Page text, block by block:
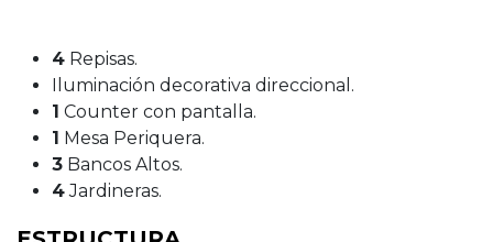
4 Repisas.
Iluminación decorativa direccional.
1 Counter con pantalla.
1 Mesa Periquera.
3 Bancos Altos.
4​Jardineras.